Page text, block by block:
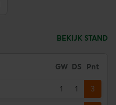
BEKIJK STAND
GW DS Pnt
1 1 3